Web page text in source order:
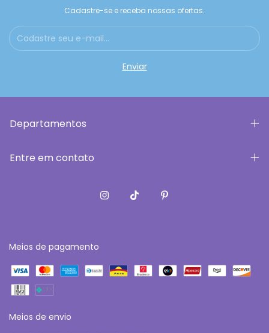
Cadastre-se e receba nossas ofertas.
Departamentos
Entre em contato
Meios de pagamento
Meios de envio